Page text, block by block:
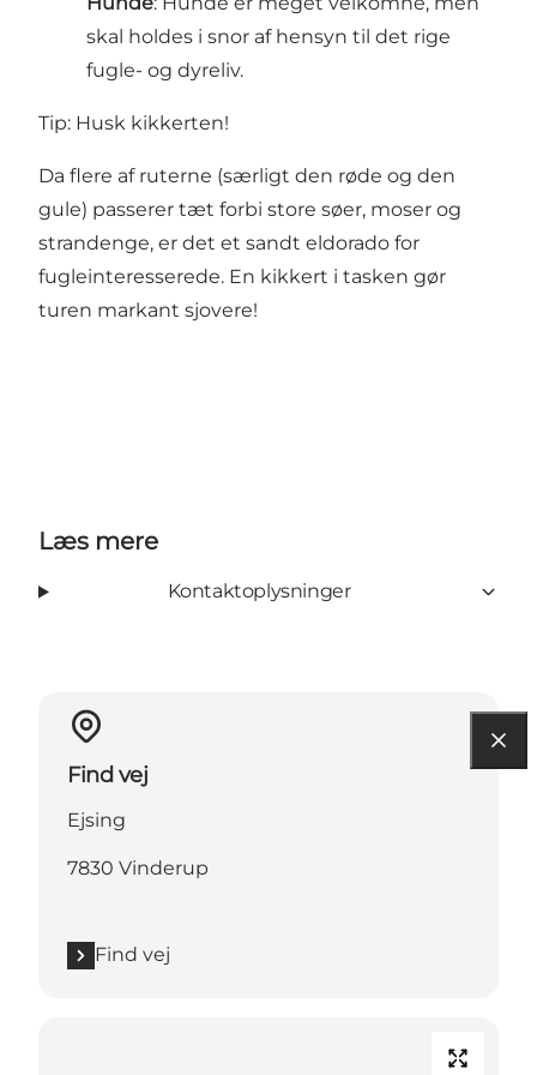
skal holdes i snor af hensyn til det rige
fugle- og dyreliv.
Tip: Husk kikkerten!
Da flere af ruterne (særligt den røde og den
gule) passerer tæt forbi store søer, moser og
strandenge, er det et sandt eldorado for
fugleinteresserede. En kikkert i tasken gør
turen markant sjovere!
Læs mere
Kontaktoplysninger
Find vej
Ejsing
7830 Vinderup
Find vej